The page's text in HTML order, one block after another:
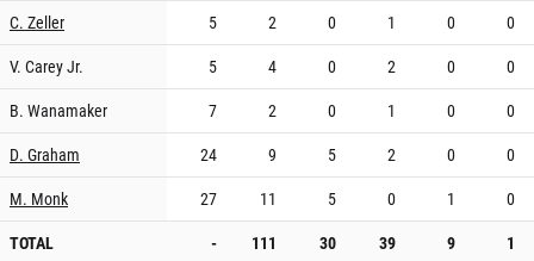
C. Zeller
5 2 0 1 0
0
V. Carey Jr.
5 4 0 2 0
0
B. Wanamaker
7 2 0 1 0
0
D. Graham
24 9 5 2 0
0
M. Monk
27 11 5 0 1
0
TOTAL
- 111 30 39 9 1